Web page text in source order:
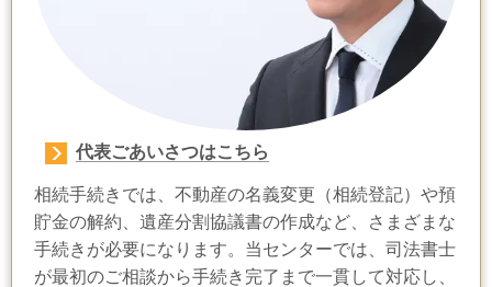
代表ごあいさつはこちら
相続手続きでは、不動産の名義変更（相続登記）や預
貯金の解約、遺産分割協議書の作成など、さまざまな
手続きが必要になります。当センターでは、司法書士
が最初のご相談から手続き完了まで一貫して対応し、